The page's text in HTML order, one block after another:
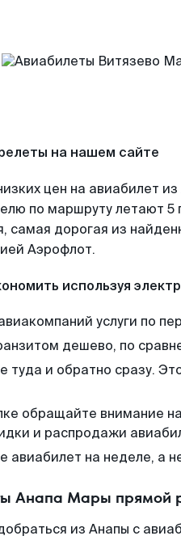
на нашем сайте
цен на авиабилет
по маршруту летают 5
самая дорогая из
Аэрофлот.
используя
услуги по
дешево, по
туда и обратно сразу.
обращайте внимание
и распродажи
авиабилет на неделе, а
Анапа Мары прямой
из Анапы с